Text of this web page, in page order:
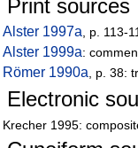
Print sources
Alster 1997a, p. 113-
Alster 1999a:
Römer 1990a, p. 38:
Electronic
Krecher 1995: